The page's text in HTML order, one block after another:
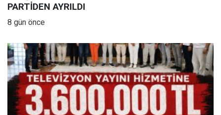
PARTİDEN AYRILDI
8 gün önce